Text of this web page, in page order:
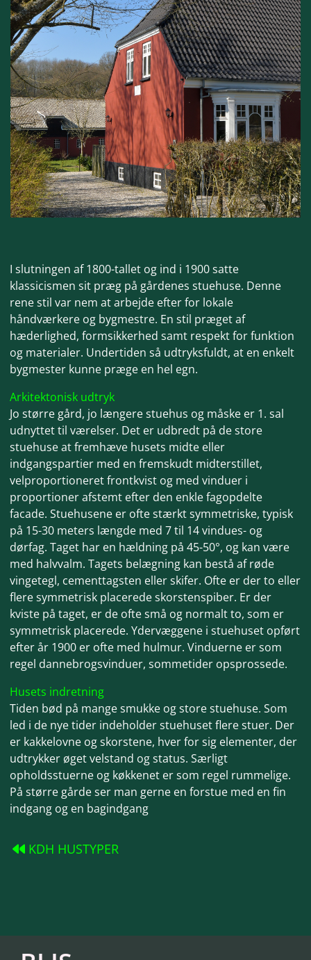
I slutningen af 1800-tallet og ind i 1900 satte
klassicismen sit præg på gårdenes stuehuse. Denne
rene stil var nem at arbejde efterfor lokale
håndværkere og bygmestre. En stil præget af
hæderlighed, formsikkerhed samt respekt for funktion
og materialer. Undertiden så udtryksfuldt, at en enkelt
bygmester kunne præge en hel egn.
Arkitektonisk udtryk
Jo større gård, jo længere stuehus og måske er 1. sal
udnyttet til værelser. Det er udbredt på de store
stuehuse at fremhæve husets midte eller
indgangspartier med en fremskudt midterstillet,
velproportioneret frontkvist og med vinduer i
proportioner afstemt efter den enkle fagopdelte
facade. Stuehusene er ofte stærkt symmetriske, typisk
på 15-30 meters længde med 7 til 14 vindues- og
dørfag. Taget har en hældning på 45-50°, og kan være
med halvvalm. Tagets belægning kan bestå af røde
vingetegl, cementtagsten eller skifer. Ofte er der to eller
flere symmetrisk placerede skorstenspiber. Er der
kviste på taget, er de ofte små og normalt to, som er
symmetrisk placerede. Ydervæggene i stuehuset opført
efter år 1900 er ofte med hulmur. Vinduerne er som
regel dannebrogsvinduer, sommetider opsprossede.
Husets indretning
Tiden bød på mange smukke og store stuehuse. Som
led i de nye tider indeholder stuehuset flere stuer. Der
er kakkelovne og skorstene, hver for sig elementer, der
udtrykker øget velstand og status. Særligt
opholdsstuerne og køkkenet er som regel rummelige.
På større gårde ser man gerne en forstue med en fin
indgang og en bagindgang
KDH HUSTYPER